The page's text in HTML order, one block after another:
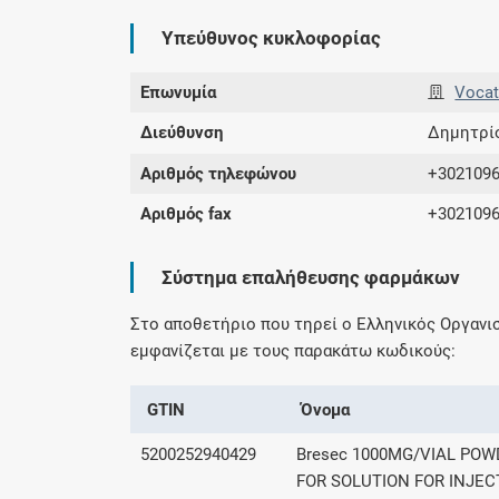
Υπεύθυνος κυκλοφορίας
Επωνυμία
Διεύθυνση
Αριθμός τηλεφώνου
Αριθμός fax
Σύστημα επαλήθευσης φαρμάκων
Στο αποθετήριο που τηρεί ο Ελληνικός
εμφανίζεται με τους παρακάτω κωδικούς:
GTIN Όνομα
5200252940429
Bresec 1000MG/VIAL
FOR SOLUTION FOR